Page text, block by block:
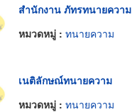
สำนักงาน ภัทรทนายความ
หมวดหมู่ : ทนายความ
เนติลักษณ์ทนายความ
หมวดหมู่ : ทนายความ